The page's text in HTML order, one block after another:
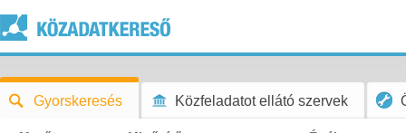
Gyorskeresés Közfeladatot ellátó szervek